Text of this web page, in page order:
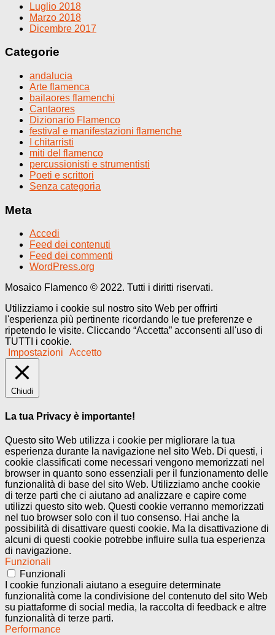
Luglio 2018
Marzo 2018
Dicembre 2017
Categorie
andalucia
Arte flamenca
bailaores flamenchi
Cantaores
Dizionario Flamenco
festival e manifestazioni flamenche
I chitarristi
miti del flamenco
percussionisti e strumentisti
Poeti e scrittori
Senza categoria
Meta
Accedi
Feed dei contenuti
Feed dei commenti
WordPress.org
Mosaico Flamenco © 2022. Tutti i diritti riservati.
Utilizziamo i cookie sul nostro sito Web per offrirti
l'esperienza più pertinente ricordando le tue preferenze e
ripetendo le visite. Cliccando “Accetta” acconsenti all'uso di
TUTTI i cookie.
Impostazioni
Accetto
Chiudi
La tua Privacy è importante!
Questo sito Web utilizza i cookie per migliorare la tua
esperienza durante la navigazione nel sito Web. Di questi, i
cookie classificati come necessari vengono memorizzati nel
browser in quanto sono essenziali per il funzionamento delle
funzionalità di base del sito Web. Utilizziamo anche cookie
di terze parti che ci aiutano ad analizzare e capire come
utilizzi questo sito web. Questi cookie verranno memorizzati
nel tuo browser solo con il tuo consenso. Hai anche la
possibilità di disattivare questi cookie. Ma la disattivazione di
alcuni di questi cookie potrebbe influire sulla tua esperienza
di navigazione.
Funzionali
Funzionali
I cookie funzionali aiutano a eseguire determinate
funzionalità come la condivisione del contenuto del sito Web
su piattaforme di social media, la raccolta di feedback e altre
funzionalità di terze parti.
Performance